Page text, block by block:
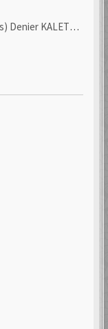
à la rouelle